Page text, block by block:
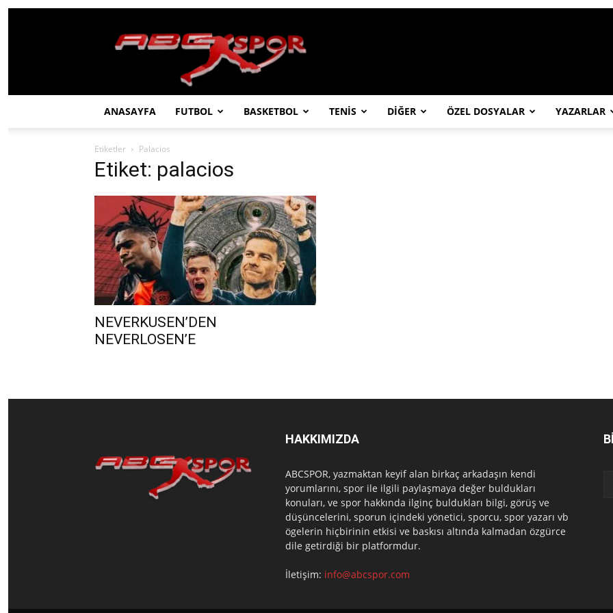
ABC
SPOR
ANASAYFA FUTBOL BASKETBOL TENİS DİĞER ÖZEL DOSYALAR YAZARLAR
Etiketler Palacios
Etiket: palacios
NEVERKUSEN’DEN
NEVERLOSEN’E
HAKKIMIZDA
ABCSPOR, yazmaktan keyif alan birkaç arkadaşın kendi
yorumlarını, spor ile ilgili paylaşmaya değer buldukları
konuları, ve spor hakkında ilginç buldukları bilgi, görüş ve
düşüncelerini, sporun içindeki yönetici, sporcu, spor yazarı vb
ögelerin hiçbirinin etkisi ve baskısı altında kalmadan özgürce
dile getirdiği bir platformdur.
İletişim: info@abcspor.com